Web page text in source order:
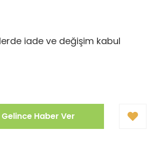
iade ve değişim kabul
Gelince Haber Ver